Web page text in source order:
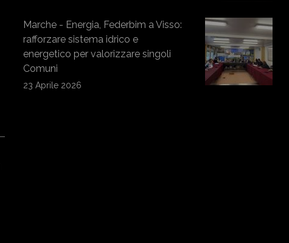
Marche - Energia, Federbim a Visso:
rafforzare sistema idrico e
energetico per valorizzare singoli
Comuni
23 Aprile 2026